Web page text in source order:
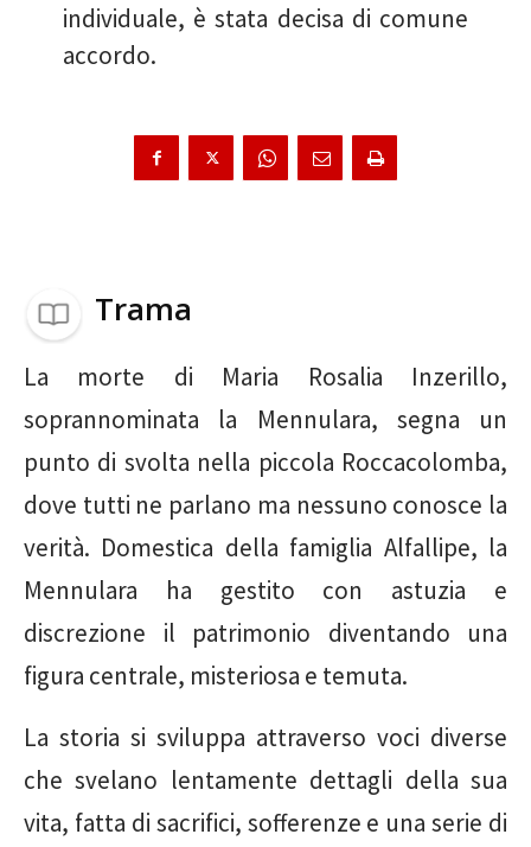
individuale, è stata decisa di comune
accordo.
Trama
La morte di Maria Rosalia Inzerillo,
soprannominata la Mennulara, segna un
punto di svolta nella piccola Roccacolomba,
dove tutti ne parlano ma nessuno conosce la
verità. Domestica della famiglia Alfallipe, la
Mennulara ha gestito con astuzia e
discrezione il patrimonio diventando una
figura centrale, misteriosa e temuta.
La storia si sviluppa attraverso voci diverse
che svelano lentamente dettagli della sua
vita, fatta di sacrifici, sofferenze e una serie di